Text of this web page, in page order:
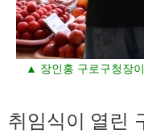
▲ 장인홍 구로구청장
취임식이 열린